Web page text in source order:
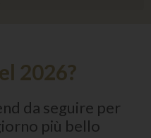
2026?
da seguire per
più bello